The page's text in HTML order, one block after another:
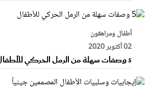
أطفال ومراهقون
02 أكتوبر 2020
5 وصفات سهلة من الرمل الحركي للأطفال